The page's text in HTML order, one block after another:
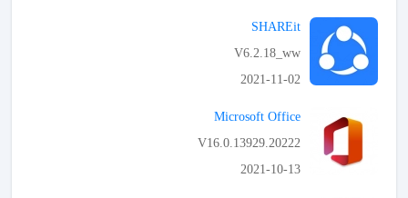
SHAREit
V6.2.18_ww
2021-11-02
Microsoft Office
V16.0.13929.20222
2021-10-13